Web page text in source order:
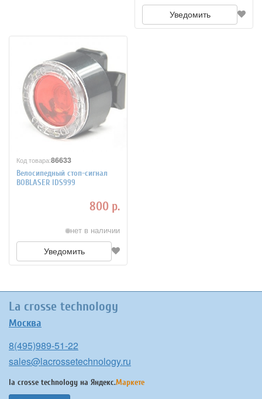
Уведомить
Код товара:86633
Велосипедный стоп-сигнал
BOBLASER IDS999
800 р.
нет в наличии
Уведомить
La crosse technology
Москва
8(495)989-51-22
sales@lacrossetechnology.ru
la crosse technology на Яндекс.Маркете